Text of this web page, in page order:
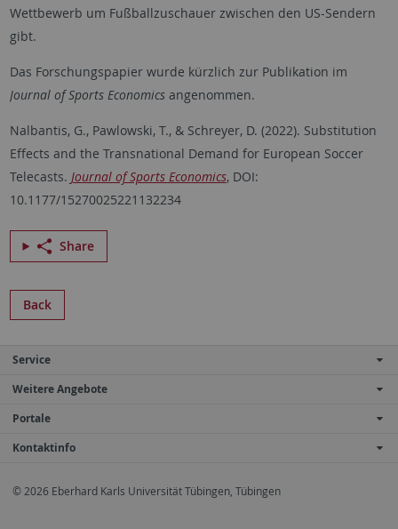
Wettbewerb um Fußballzuschauer zwischen den US-Sendern
gibt.
Das Forschungspapier wurde kürzlich zur Publikation im
Journal of Sports Economicsangenommen.
Nalbantis, G., Pawlowski, T., & Schreyer, D. (2022). Substitution
Effects and the Transnational Demand for European Soccer
Telecasts. Journal of Sports Economics, DOI:
10.1177/15270025221132234
Share
Back
Service
Weitere Angebote
Portale
Kontaktinfo
© 2026 Eberhard Karls Universität Tübingen, Tübingen